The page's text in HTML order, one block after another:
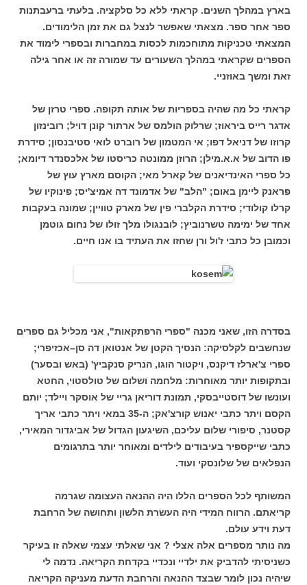
בארץ במהלך השנים. קראתי ללא כל סלקציה. בלעתי ברעבתנות
ספר אחר ספר. מצאתי שאפשר לנצל גם את זמן הלימודים.
המצאתי טכניקות מתוחכמות לכסות במחברות ובספרי לימוד את
הספרים שקראתי במהלך השעורים עד שמורה זה או אחר גילה
זאת ומשך באוזניי.
קראתי כל מה שהיה בספריות של אותה תקופה. ספרי טרזן של
אדגר רייס ביראוז; שרלוק הולמס של ארתור קונן דויל; רובינזון
קרוזו של דניאל דפו; אי המטמון של רוברט לואי סטיבנסון; סידרת
פו הדוב של א.א.מילן; הרוזן ממונטה כריסטו של אלכסנדר דיומא;
כל ספרי האינדיאנים של קארל מאי; הקוסם מארץ עוץ של
פראנק ליימן באום; "הלב" של אדמונד דה אמיצ'יס; פינוקיו של
קרלו קולודי; סידרת הקלברי פין של מארק טוויין; שמונה בעקבות
אחד של ימימה טשרנוביץ; לובנגולו מלך זולו של נחום גוטמן
וכמובן כל כתבי ז'ול ורן שחזו את העתיד בו אנו חיים.
בסדרה הזו, שאני מכנה "ספרי הרפתקאות", אני מכליל גם ספרים
שנחשבים לקלסיקה: הנסיך הקטן של אנטואן דה סן–אכזיפרי;
ספרי צ'ארלז דיקנס, ויקטור הוגו, הנריק סנקביץ' (באש ובסער)
ובתקופות יותר מאוחרות: מלחמה ושלום של טולסטוי, החטא
ועונשו של דוסטייבסקי, תמונת דוריאן גריי של אוסקר ויילד; יותם
הקסם ויתר כתבי יאנוש קורצ'אק; ה-35 במאי ויתר כתבי אריך
קסטנר, סיפורי שלום עליכם, השיגעון הגדול של אביגדור המאירי,
כתבי שייקספיר בעיבודים לילדים ומאוחר יותר בתרגומים
הנפלאים של שלונסקי ועוד.
המשותף לכל הספרים הללו היה ההנאה העצומה שגרמה
קריאתם. הרווח המידי היה העשרת הלשון ותחושה של הרחבת
דעת וידע עולם.
מה נותר מספרים אלה אצלי ? אני שאלתי עצמי שאלה זו בעיקר
כשניסיתי להדביק את ילדיי ונכדיי בקדחת הקריאה. נדמה לי
שיהיה נכון לומר שבצד ההנאה והרחבת הדעת מעניקה הקריאה